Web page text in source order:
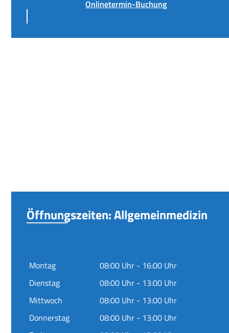
Onlinetermin-Buchung
Öffnungszeiten: Allgemeinmedizin
Montag
08:00 Uhr - 16:00 Uhr
Dienstag
08:00 Uhr - 13:00 Uhr
Mittwoch
08:00 Uhr - 13:00 Uhr
Donnerstag
08:00 Uhr - 13:00 Uhr